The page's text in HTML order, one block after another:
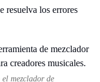
resuelva los errores
mezclador de